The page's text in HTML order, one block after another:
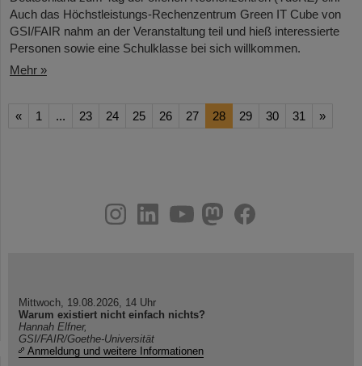
Auch das Höchstleistungs-Rechenzentrum Green IT Cube von
GSI/FAIR nahm an der Veranstaltung teil und hieß interessierte
Personen sowie eine Schulklasse bei sich willkommen.
Mehr »
« 1 ... 23 24 25 26 27 28 29 30 31 »
youtube
helmholtz.social
facebook
Mittwoch, 19.08.2026, 14 Uhr
Warum existiert nicht einfach nichts?
Hannah Elfner,
GSI/FAIR/Goethe-Universität
Anmeldung und weitere Informationen